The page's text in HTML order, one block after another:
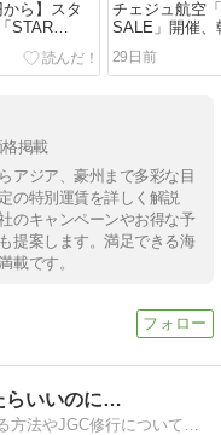
から】スタ
STAR
！航空券＋
引
チェジュ航空
SALE」開催、
総額12,930円
29日前
掲載
アジア、豪州まで多彩な目
の特別運賃を詳しく解説
のキャンペーンやお得な予
提案します。満足できる海
載です。
らいいのに…